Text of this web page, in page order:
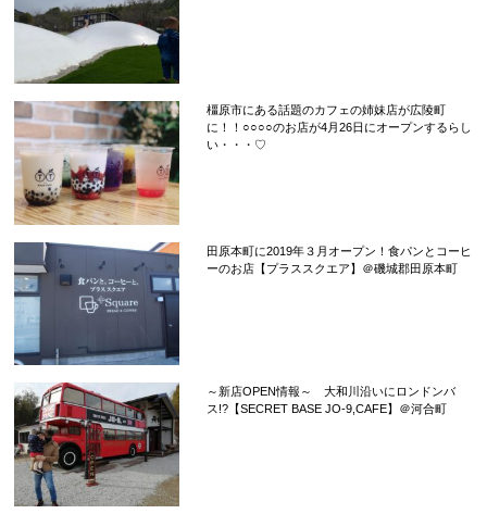
橿原市にある話題のカフェの姉妹店が広陵町
に！！○○○○のお店が4月26日にオープンするらし
い・・・♡
田原本町に2019年３月オープン！食パンとコーヒ
ーのお店【プラススクエア】＠磯城郡田原本町
～新店OPEN情報～ 大和川沿いにロンドンバ
ス!?【SECRET BASE JO-9,CAFE】＠河合町